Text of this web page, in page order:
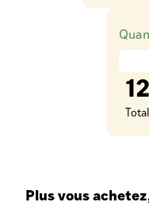
Plus vous